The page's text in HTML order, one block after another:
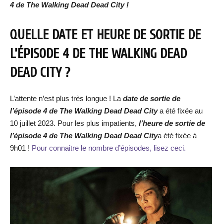
4 de The Walking Dead Dead City !
QUELLE DATE ET HEURE DE SORTIE DE
L’ÉPISODE 4 DE THE WALKING DEAD
DEAD CITY ?
L’attente n’est plus très longue ! La date de sortie de
l’épisode 4 de The Walking Dead Dead Citya été fixée au
10 juillet 2023. Pour les plus impatients, l’heure de sortie de
l’épisode 4 de The Walking Dead Dead Citya été fixée à
9h01 ! Pour connaitre le nombre d’épisodes, lisez ceci.